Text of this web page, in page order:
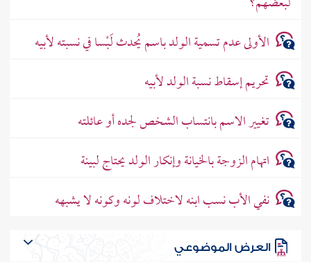
الأولى عدم تسمية الولد باسم يُحدث لَبْسا في نسبته لأبيه
تحريم إسقاط نسبة الولد لأبيه
تغيير الاسم بانتساب الشخص لجده أو عائلته
اتهام الزوجة بالخيانة وإنكار الولد يحتاج لبينة
نفي الأب نسب ابنه لاختلاف لونه وكونه لا يشبهه
العرض الموضوعي